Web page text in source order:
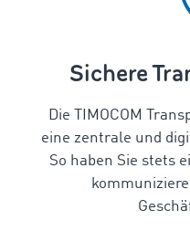
Sichere
Die TIMOCOM
eine zentrale und
So haben Sie stets